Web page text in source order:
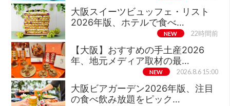
大阪スイーツビュッフェ・リスト
2026年版、ホテルで食べ…
NEW 22時間前
【大阪】おすすめの手土産2026
年、地元メディア取材の最…
NEW 2026.8.6 15:00
大阪ビアガーデン2026年版、注目
の食べ飲み放題をピック…